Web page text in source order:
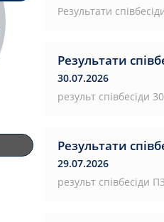
Результати
Результати
30.07.2026
результ співбесіди
Результати
29.07.2026
результ співбесіди